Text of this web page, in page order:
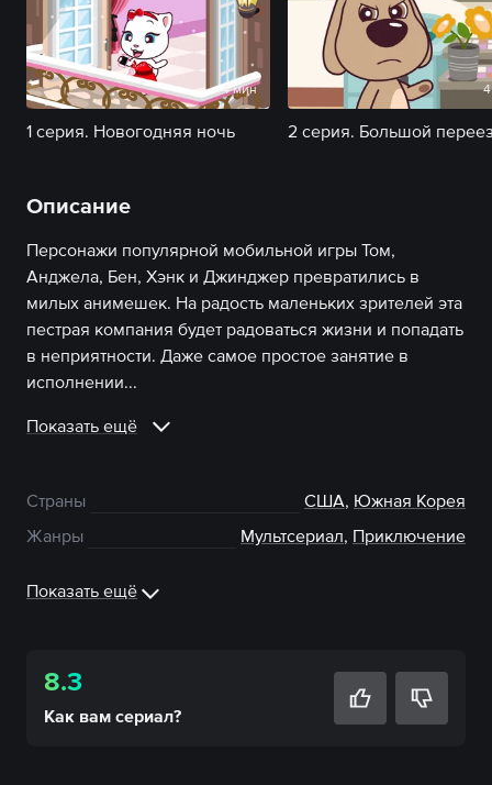
4 мин
1 серия. Новогодняя ночь 2 серия. Большой
Описание
Персонажи популярной мобильной игры Том,
Анджела, Бен, Хэнк и Джинджер превратились в
милых анимешек. На радость маленьких зрителей эта
пестрая компания будет радоваться жизни и попадать
в неприятности. Даже самое простое занятие в
исполнении...
Показать ещё
Страны США, Южная Корея
Жанры
Мультсериал, Приключение
Показать ещё
8.3
Как вам сериал?